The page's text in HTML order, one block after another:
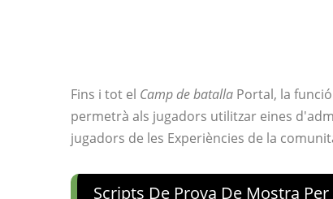
Fins i tot el Camp de batalla Portal, la
permetrà als jugadors utilitzar eines
jugadors de les Experiències de la
Scripts De Prova De Mostra